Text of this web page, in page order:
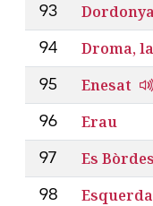
93 Dordonya
94 Droma, la
95 Enesat
96 Erau
97 Es Bòrdes
98